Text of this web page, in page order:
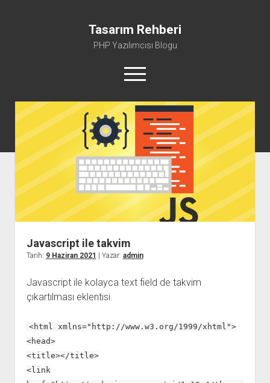
Tasarım Rehberi
PHP Yazılımcısı Blogu
menüyü
aç
Gizlilik Politikası
Hakkımda
Javascript ile takvim
Tarih: 9 Haziran 2021 | Yazar: admin
Javascript ile kolayca text field de takvim
çıkartılması eklentisi.
<html xmlns="http://www.w3.org/1999/xhtml">
<head>
<title></title>
<link